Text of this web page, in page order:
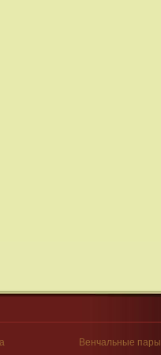
Венчальные пары